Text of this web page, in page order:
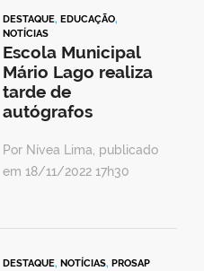
DESTAQUE, EDUCAÇÃO,
NOTÍCIAS
Escola Municipal
Mário Lago realiza
tarde de
autógrafos
Por Nívea Lima, publicado
em 18/11/2022 17h30
DESTAQUE, NOTÍCIAS, PROSAP